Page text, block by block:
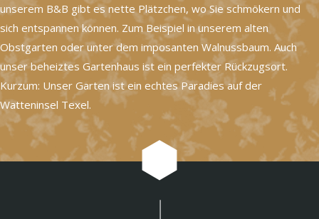
unserem B&B gibt es nette Plätzchen, wo Sie schmökern und
sich entspannen können. Zum Beispiel in unserem alten
Obstgarten oder unter dem imposanten Walnussbaum. Auch
unser beheiztes Gartenhaus ist ein perfekter Rückzugsort.
Kurzum: Unser Garten ist ein echtes Paradies auf der
Watteninsel Texel.